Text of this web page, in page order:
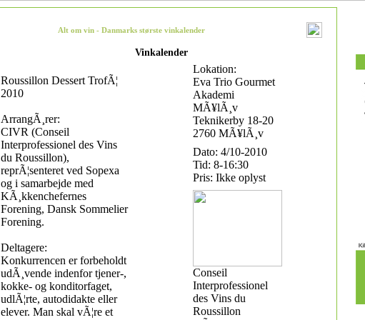
Alt om vin - Danmarks største vinkalender
Vinkalender
Roussillon Dessert TrofÃ¦
2010
ArrangÃ¸rer:
CIVR (Conseil
Interprofessionel des Vins
du Roussillon),
reprÃ¦senteret ved Sopexa
og i samarbejde med
KÃ¸kkenchefernes
Forening, Dansk Sommelier
Forening.
Deltagere:
Konkurrencen er forbeholdt
udÃ¸vende indenfor tjener-,
kokke- og konditorfaget,
udlÃ¦rte, autodidakte eller
elever. Man skal vÃ¦re et
Lokation:
Eva Trio Gourmet
Akademi
MÃ¥lÃ¸v
Teknikerby 18-20
2760 MÃ¥lÃ¸v
Dato: 4/10-2010
Tid: 8-16:30
Pris: Ikke oplyst
Conseil
Interprofessionel
des Vins du
Roussillon